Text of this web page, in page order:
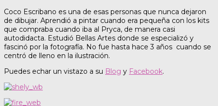
Coco Escribano es una de esas personas que nunca dejaron
de dibujar. Aprendió a pintar cuando era pequeña con los kits
que compraba cuando iba al Pryca, de manera casi
autodidacta. Estudió Bellas Artes donde se especializó y
fascinó por la fotografía. No fue hasta hace 3 años cuando se
centró de lleno en la ilustración.
Puedes echar un vistazo a su Blog y Facebook.